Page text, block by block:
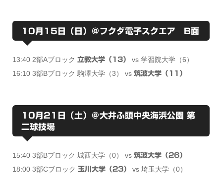
10月15日（日）＠フクダ電子スクエア B面
13:40 2部Aブロック 立教大学（13）
vs 学習院大学（6）
16:10 3部Bブロック 駒澤大学（3） vs 筑波大学（11）
10月21日（土）＠大井ふ頭中央海浜公園 第
二球技場
15:40 3部Bブロック 城西大学（0） vs 筑波大学（26）
18:00 3部Cブロック 玉川大学（23） vs 埼玉大学（0）